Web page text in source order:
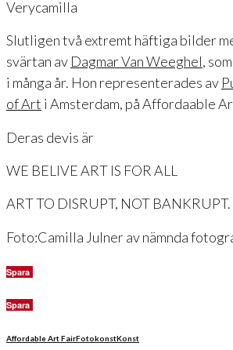
Slutligen två extremt häftiga bilder
svärtan av Dagmar Van Weeghel,
i många år. Hon representerades av
of Art i Amsterdam, på Affordaable
Deras devis är
WE BELIVE ART IS FOR ALL
ART TO DISRUPT, NOT BANKRUPT.
Foto:Camilla Julner av nämnda
Spara
Spara
Affordable Art FairFotokonstKonst